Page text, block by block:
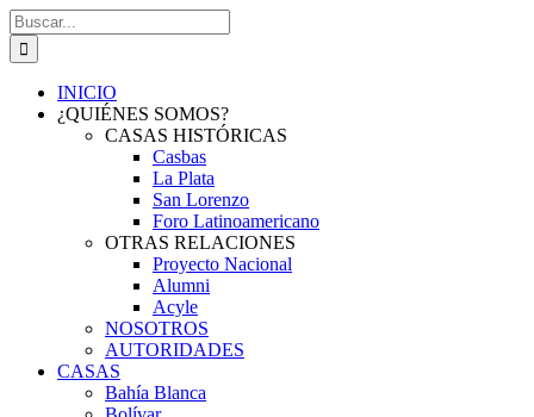
Saltar
al
contenido
Buscar:
INICIO
¿QUIÉNES SOMOS?
CASAS HISTÓRICAS
Casbas
La Plata
San Lorenzo
Foro Latinoamericano
OTRAS RELACIONES
Proyecto Nacional
Alumni
Acyle
NOSOTROS
AUTORIDADES
CASAS
Bahía Blanca